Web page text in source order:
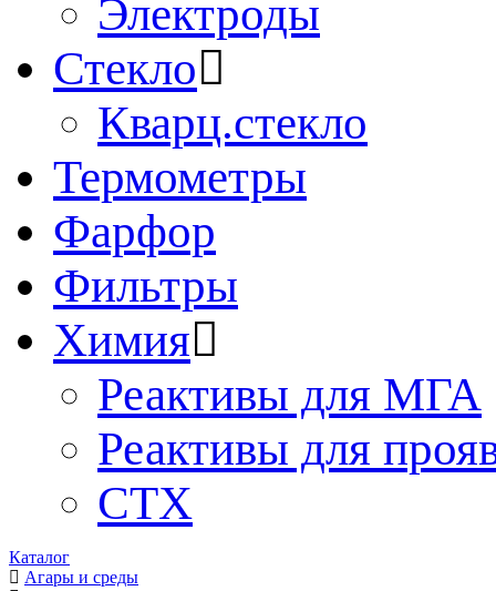
Электроды
Стекло
Кварц.стекло
Термометры
Фарфор
Фильтры
Химия
Реактивы для МГА
Реактивы для
СТХ
Каталог
Агары и среды